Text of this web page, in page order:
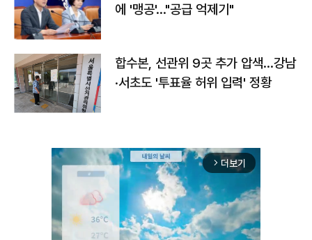
에 '맹공'…"공급 억제기"
합수본, 선관위 9곳 추가 압색…강남
·서초도 '투표율 허위 입력' 정황
arrow_forward_ios 더보기